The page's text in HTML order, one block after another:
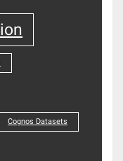
Cognos Datasets